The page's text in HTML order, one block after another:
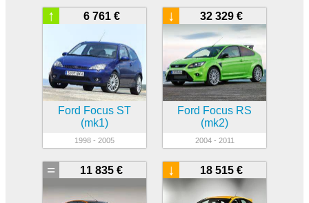
6 761 €
↑
Ford Focus ST
(mk1)
1998 - 2005
32 329 €
↓
Ford Focus RS
(mk2)
2004 - 2011
11 835 €
= 18 515 €
↓